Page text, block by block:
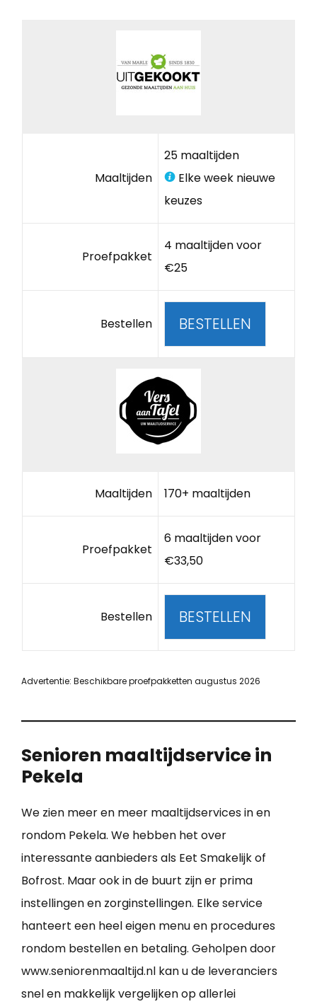
Maaltijden
25 maaltijden
Elke week nieuwe
keuzes
Proefpakket
4 maaltijden voor
€25
Bestellen BESTELLEN
Maaltijden 170+ maaltijden
Proefpakket
6 maaltijden voor
€33,50
Bestellen BESTELLEN
Advertentie: Beschikbare proefpakketten augustus 2026
Senioren maaltijdservice in
Pekela
We zien meer en meer maaltijdservices in en
rondom Pekela. We hebben het over
interessante aanbieders als Eet Smakelijk of
Bofrost. Maar ook in de buurt zijn er prima
instellingen en zorginstellingen. Elke service
hanteert een heel eigen menu en procedures
rondom bestellen en betaling. Geholpen door
www.seniorenmaaltijd.nl kan u de leveranciers
snel en makkelijk vergelijken op allerlei